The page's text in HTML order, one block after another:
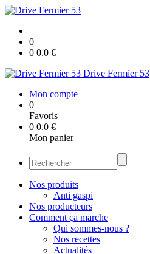
0
0 0.0 €
Drive Fermier 53
Mon compte
0
Favoris
0 0.0 €
Mon panier
Nos produits
Anti gaspi
Nos producteurs
Comment ça marche
Qui sommes-nous ?
Nos recettes
Actualités